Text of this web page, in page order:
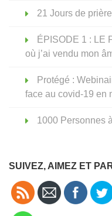
21 Jours de
ÉPISODE 1 : LE
où j’ai vendu mon
Protégé :
face au covid-19 en
1000 Personnes
SUIVEZ, AIMEZ ET